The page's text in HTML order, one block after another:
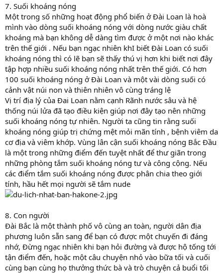
7. Suối khoáng nóng
Một trong số những hoạt động phổ biến ở Đài Loan là hoà
mình vào dòng suối khoáng nóng với dòng nước giàu chất
khoáng mà bạn không dễ dàng tìm được ở một nơi nào khác
trên thế giới . Nếu bạn ngạc nhiên khI biết Đài Loan có suối
khoáng nóng thì có lẽ bạn sẽ thấy thú vị hơn khi biết nơi đây
tập hợp nhiều suối khoáng nóng nhất trên thế giới. Có hơn
100 suối khoáng nóng ở Đài Loan và một vài dòng suối có
cảnh vật núi non và thiên nhiên vô cùng tráng lệ
Vị trí địa lý của Đai Loan nằm cạnh Rãnh nước sâu và hệ
thống núi lửa đã tạo điều kiện giúp nơi đây tạo nên những
suối khoáng nóng tự nhiên. Người ta cũng tin rằng suối
khoáng nóng giúp trị chứng mệt mỏi mãn tính , bệnh viêm da
cơ địa và viêm khớp. Vùng lân cận suối khoáng nóng Bắc Đầu
là một trong những điểm đến tuyệt nhất để thư giãn trong
những phòng tắm suối khoáng nóng tư và công cộng. Nếu
các điểm tắm suối khoáng nóng được phân chia theo giới
tính, hầu hết mọi người sẽ tắm nude
8. Con người
Đài Bắc là một thành phố vô cùng an toàn, người dân địa
phương luôn sẵn sang để bạn có được một chuyến đi đáng
nhớ, Đừng ngạc nhiên khi bạn hỏi đường và được hộ tống tới
tận điểm đến, hoặc một câu chuyện nhỏ vào bữa tối và cuối
cùng bạn cùng họ thưởng thức bà và trò chuyện cả buổi tối